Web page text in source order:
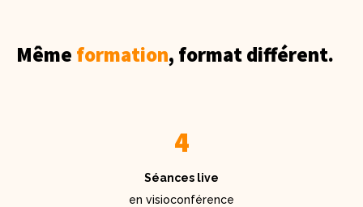
Même formation, format différent.
4
Séances live
en visioconférence